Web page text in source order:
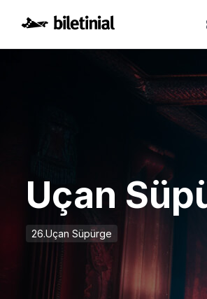
Uçan
26.Uçan Süpürge